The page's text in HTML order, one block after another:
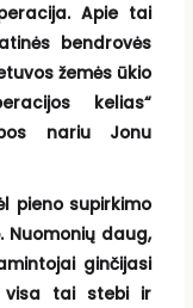
Apie tai
bendrovės
žemės ūkio
kelias“
nariu Jonu
pieno supirkimo
Nuomonių daug,
ginčijasi
visa tai stebi ir